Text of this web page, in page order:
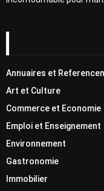
Annuaires et
Art et Culture
Commerce et Economie
Emploi et Enseignement
Environnement
Gastronomie
Immobilier